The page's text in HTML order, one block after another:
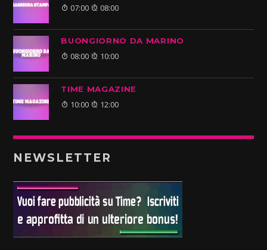
07:00 08:00
BUONGIORNO DA MARINO
08:00 10:00
TIME MAGAZINE
10:00 12:00
NEWSLETTER